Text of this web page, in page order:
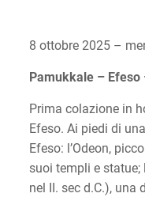
8 ottobre 2025 –
Pamukkale – Efeso
Prima colazione in
Efeso. Ai piedi di
Efeso: l’Odeon,
suoi templi e
nel II. sec d.C.), una